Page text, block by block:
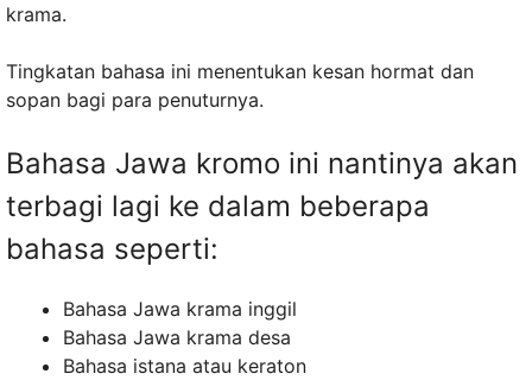
krama.
Tingkatan bahasa ini menentukan kesan hormat dan
sopan bagi para penuturnya.
Bahasa Jawa kromo ini nantinya akan
terbagi lagi ke dalam beberapa
bahasa seperti:
Bahasa Jawa krama inggil
Bahasa Jawa krama desa
Bahasa istana atau keraton